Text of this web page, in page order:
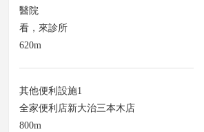
醫院
看，來診所
620m
其他便利設施1
全家便利店新大治三本木店
800m